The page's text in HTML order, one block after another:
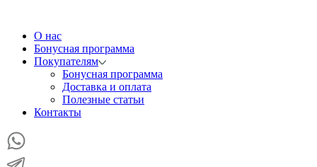
О нас
Бонусная программа
Покупателям
Бонусная программа
Доставка и оплата
Полезные статьи
Контакты